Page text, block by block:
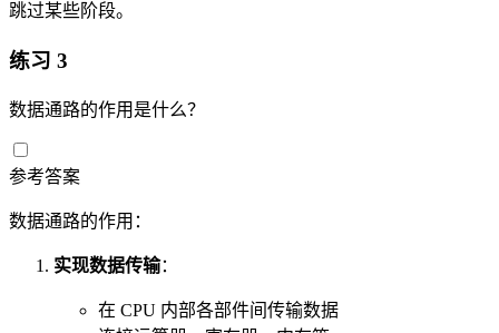
跳过某些阶段。
练习 3
数据通路的作用是什么？
参考答案
数据通路的作用：
实现数据传输：
在 CPU 内部各部件间传输数据